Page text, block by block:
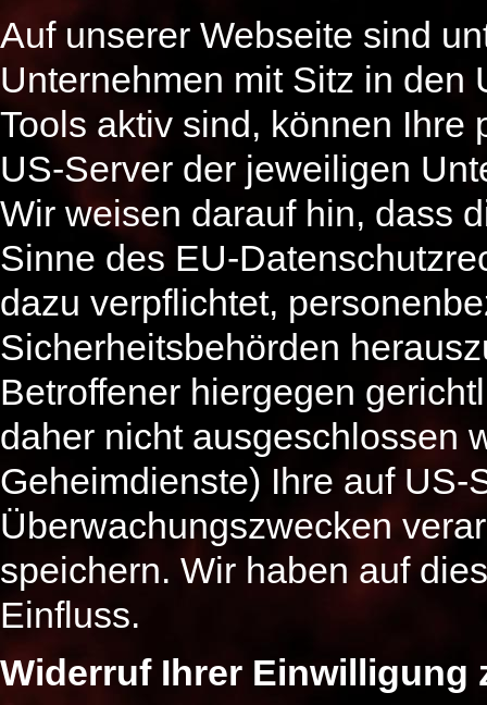
Auf unserer Webseite sind
Unternehmen mit Sitz in den
Tools aktiv sind, können
US-Server der jeweiligen
Wir weisen darauf hin, dass
Sinne des EU-
dazu verpflichtet,
Sicherheitsbehörden
Betroffener hiergegen
daher nicht ausgeschlossen
Geheimdienste) Ihre auf
Überwachungszwecken
speichern. Wir haben auf
Einfluss.
Widerruf Ihrer Einwilligung